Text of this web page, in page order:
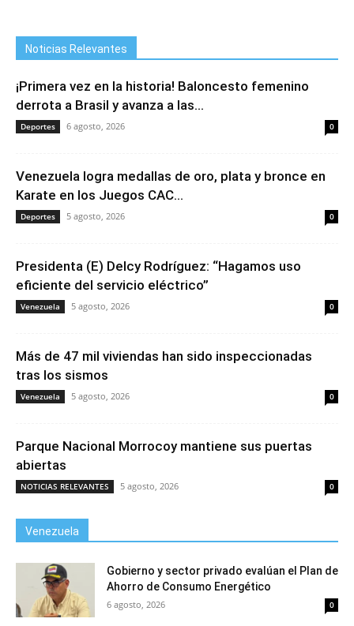
Noticias Relevantes
¡Primera vez en la historia! Baloncesto femenino
derrota a Brasil y avanza a las...
Deportes 6 agosto, 2026 0
Venezuela logra medallas de oro, plata y bronce en
Karate en los Juegos CAC...
Deportes 5 agosto, 2026 0
Presidenta (E) Delcy Rodríguez: “Hagamos uso
eficiente del servicio eléctrico”
Venezuela 5 agosto, 2026 0
Más de 47 mil viviendas han sido inspeccionadas
tras los sismos
Venezuela 5 agosto, 2026 0
Parque Nacional Morrocoy mantiene sus puertas
abiertas
NOTICIAS RELEVANTES 5 agosto, 2026 0
Venezuela
Gobierno y sector privado evalúan el Plan de
Ahorro de Consumo Energético
6 agosto, 2026 0